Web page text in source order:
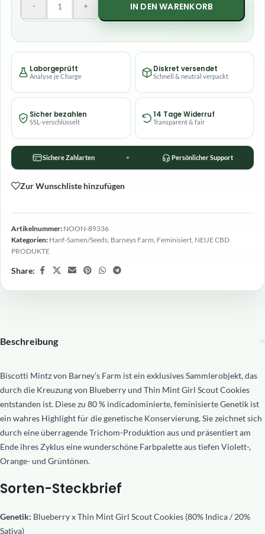
- + IN DEN WARENKORB
Laborgeprüft
Analyse je Charge
Diskret versendet
Schnell & neutral verpackt
Sicher bezahlen
SSL-verschlüsselt
14 Tage Widerruf
Transparent & fair
Sichere Zahlarten Persönlicher Support
Zur Wunschliste hinzufügen
Artikelnummer: NOON-89336
Kategorien: Hanf-Samen/Seeds, Barneys Farm, Feminisiert, NEUE CBD
PRODUKTE
Share:
Beschreibung
Biscotti Mintz von Barney’s Farm ist ein exklusives Sammlerobjekt, das
durch die Kreuzung von Blueberry und Thin Mint Girl Scout Cookies
entstanden ist. Diese zu 80 % indicadominierte, feminisierte Genetik ist
ein wahres Highlight für die genetische Konservierung. Sie zeichnet sich
durch eine überragende Trichom-Produktion aus und präsentiert am
Ende ihres Zyklus eine wunderschöne Farbpalette aus tiefen Violett-,
Orange- und Grüntönen.
Sorten-Steckbrief
Genetik: Blueberry x Thin Mint Girl Scout Cookies (80% Indica / 20%
Sativa)